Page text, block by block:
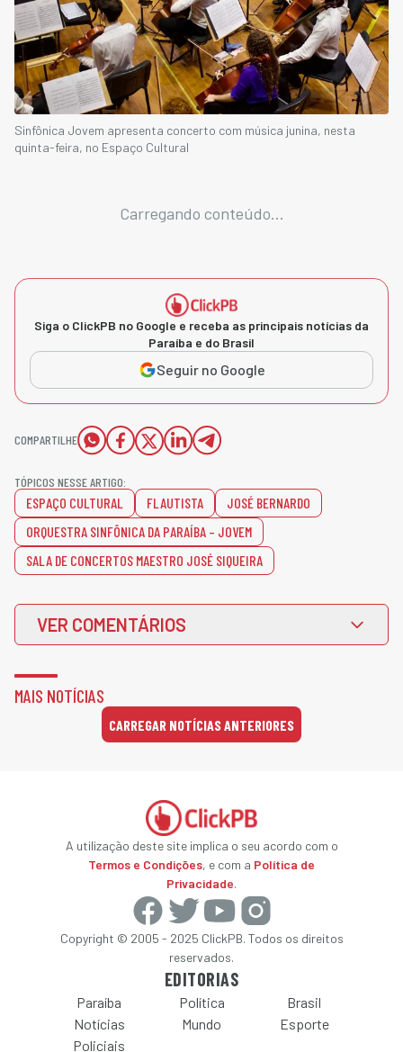
Sinfônica Jovem apresenta concerto com música junina, nesta
quinta-feira, no Espaço Cultural
Carregando conteúdo...
Siga o ClickPB no Google e receba as principais notícias da
Paraíba e do Brasil
Seguir no Google
COMPARTILHE
TÓPICOS NESSE ARTIGO:
ESPAÇO CULTURAL FLAUTISTA
JOSÉ BERNARDO
ORQUESTRA SINFÔNICA DA PARAÍBA – JOVEM
SALA DE CONCERTOS MAESTRO JOSÉ SIQUEIRA
VER COMENTÁRIOS
MAIS NOTÍCIAS
CARREGAR NOTÍCIAS ANTERIORES
A utilização deste site implica o seu acordo com o
Termos e Condições, e com a Política de
Privacidade.
Copyright © 2005 - 2025 ClickPB. Todos os direitos
reservados.
EDITORIAS
Paraíba Política
Brasil
Notícias
Policiais
Mundo Esporte